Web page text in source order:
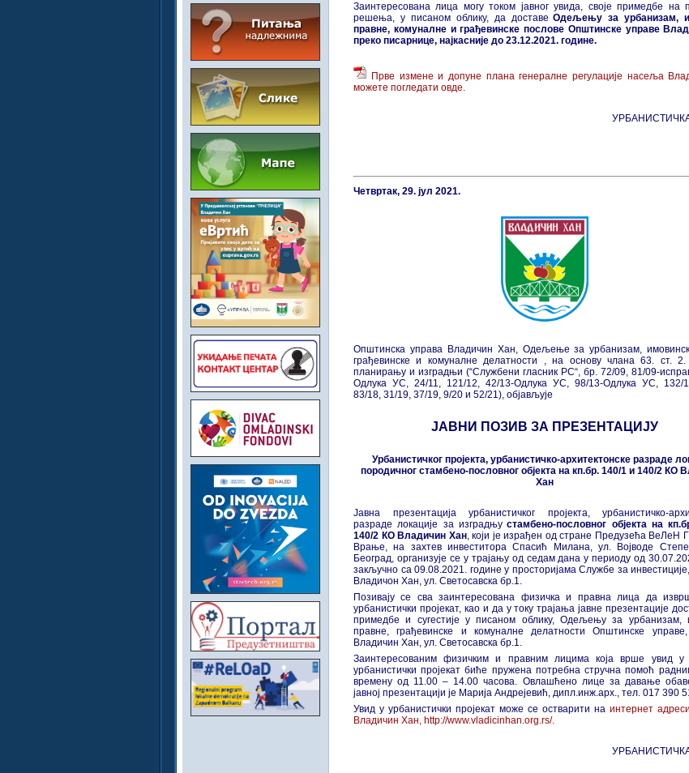
Заинтересована лица могу током јавног увида, своје примедбе на
решења, у писаном облику, да доставе Одељењу за урбанизам,
правне, комуналне и грађевинске послове Општинске управе
преко писарнице, најкасније до 23.12.2021. године.
Прве измене и допуне плана генералне регулације насеља
можете погледати овде.
Четвртак, 29. јул 2021.
Општинска управа Владичин Хан, Одељење за урбанизам,
грађевинске и комуналне делатности , на основу члана 63. ст.
планирању и изградњи (“Службени гласник РС“, бр. 72/09, 81/09-
Одлука УС, 24/11, 121/12, 42/13-Одлука УС, 98/13-Одлука УС, 132/
83/18, 31/19, 37/19, 9/20 и 52/21), објављује
ЈАВНИ ПОЗИВ ЗА ПРЕЗЕНТАЦИЈУ
Урбанистичког пројекта, урбанистичко-архитектонске разраде
породичног стамбено-пословног објекта на кп.бр. 140/1 и 140/2 КО
Хан
Јавна презентација урбанистичког пројекта, урбанистичко-
разраде локације за изградњу стамбено-пословног објекта на
140/2 КО Владичин Хан, који је израђен од стране Предузећа ВеЛеН
Врање, на захтев инвеститора Спасић Милана, ул. Војводе Степе
Београд, организује се у трајању од седам дана у периоду од
закључно са 09.08.2021. године у просторијама Службе за
Владичон Хан, ул. Светосавска бр.1.
Позивају се сва заинтересована физичка и правна лица да
урбанистички пројекат, као и да у току трајања јавне презентације
примедбе и сугестије у писаном облику, Одељењу за урбанизам,
правне, грађевинске и комуналне делатности Општинске
Владичин Хан, ул. Светосавска бр.1.
Заинтересованим физичким и правним лицима која врше увид у
урбанистички пројекат биће пружена потребна стручна помоћ
времену од 11.00 – 14.00 часова. Овлашћено лице за давање
јавној презентацији је Марија Андрејевић, дипл.инж.арх., тел. 017 390
Увид у урбанистички пројекат може се остварити на интернет
Владичин Хан, http://www.vladicinhan.org.rs/.